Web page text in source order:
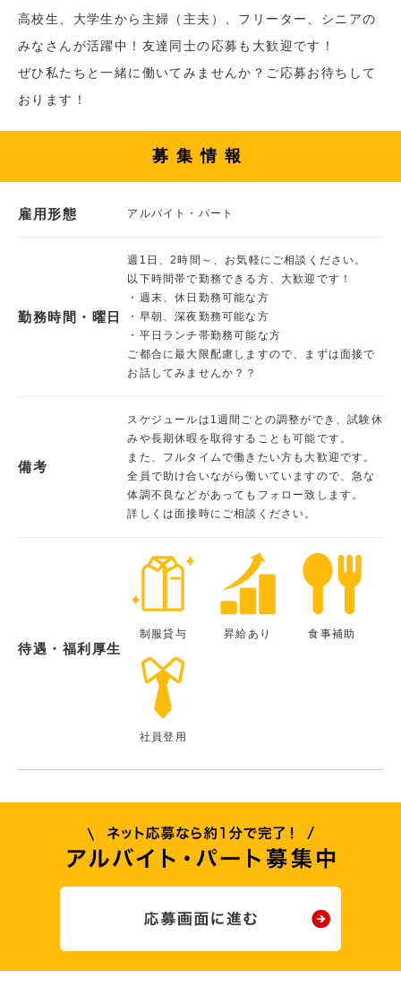
高校生、大学生から主婦（主夫）、フリーター、シニアの
みなさんが活躍中！友達同士の応募も大歓迎です！
ぜひ私たちと一緒に働いてみませんか？ご応募お待ちして
おります！
募集情報
雇用形態 アルバイト・パート
勤務時間・曜日
週1日、2時間～、お気軽にご相談ください。
以下時間帯で勤務できる方、大歓迎です！
・週末、休日勤務可能な方
・早朝、深夜勤務可能な方
・平日ランチ帯勤務可能な方
ご都合に最大限配慮しますので、まずは面接で
お話してみませんか？？
備考
スケジュールは1週間ごとの調整ができ、試験休
みや長期休暇を取得することも可能です。
また、フルタイムで働きたい方も大歓迎です。
全員で助け合いながら働いていますので、急な
体調不良などがあってもフォロー致します。
詳しくは面接時にご相談ください。
待遇・福利厚生
制服貸与 昇給あり 食事補助
社員登用